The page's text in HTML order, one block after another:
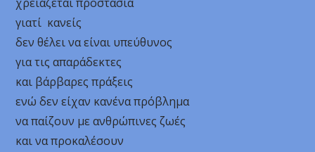
γιατί κανείς
δεν θέλει να είναι υπεύθυνος
για τις απαράδεκτες
και βάρβαρες πράξεις
ενώ δεν είχαν κανένα πρόβλημα
να παίζουν με ανθρώπινες ζωές
και να προκαλέσουν